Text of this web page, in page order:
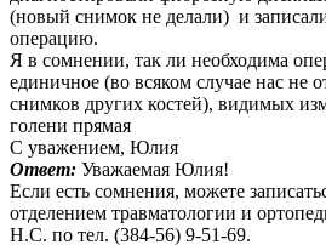
(новый снимок не делали) и
операцию.
Я в сомнении, так ли необходима
единичное (во всяком случае нас не
снимков других костей), видимых
голени прямая
С уважением, Юлия
Ответ: Уважаемая Юлия!
Если есть сомнения, можете
отделением травматологии и
Н.С. по тел. (384-56) 9-51-69.